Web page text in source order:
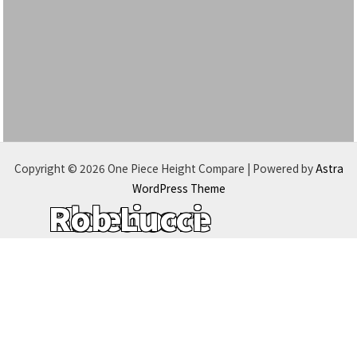
Manticore
Blueno
Rob Lucci
Copyright © 2026 One Piece Height Compare | Powered byAstra
WordPress Theme